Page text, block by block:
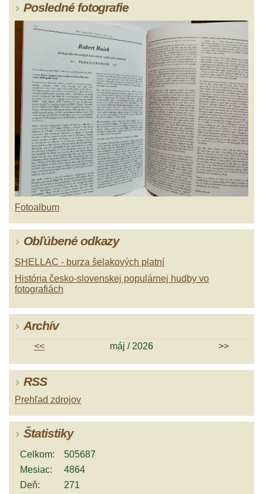
Posledné fotografie
Fotoalbum
Obľúbené odkazy
SHELLAC - burza šelakových platní
História česko-slovenskej populárnej hudby vo
fotografiách
Archív
<< máj / 2026 >>
RSS
Prehľad zdrojov
Štatistiky
Celkom:
505687
Mesiac:
4864
Deň:
271